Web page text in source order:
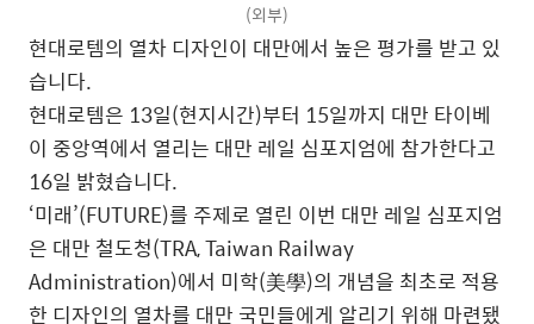
(외부)
현대로템의 열차 디자인이 대만에서 높은 평가를 받고 있
습니다.
현대로템은 13일(현지시간)부터 15일까지 대만 타이베
이 중앙역에서 열리는 대만 레일 심포지엄에 참가한다고
16일 밝혔습니다.
‘미래’(FUTURE)를 주제로 열린 이번 대만 레일 심포지엄
은 대만 철도청(TRA, Taiwan Railway
Administration)에서 미학(美學)의 개념을 최초로 적용
한 디자인의 열차를 대만 국민들에게 알리기 위해 마련됐